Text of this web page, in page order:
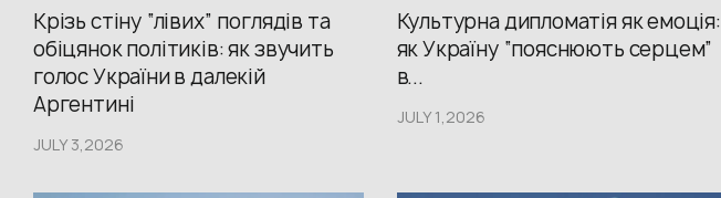
Крізь стіну “лівих” поглядів та
обіцянок політиків: як звучить
голос України в далекій
Аргентині
JULY 3,2026
Культурна дипломатія як емоція:
як Україну “пояснюють серцем”
в...
JULY 1,2026